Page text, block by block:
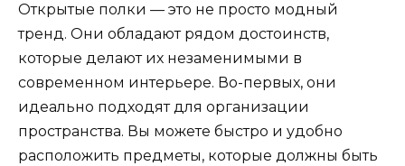
Открытые полки — это не просто модный
тренд. Они обладают рядом достоинств,
которые делают их незаменимыми в
современном интерьере. Во-первых, они
идеально подходят для организации
пространства. Вы можете быстро и удобно
расположить предметы, которые должны быть